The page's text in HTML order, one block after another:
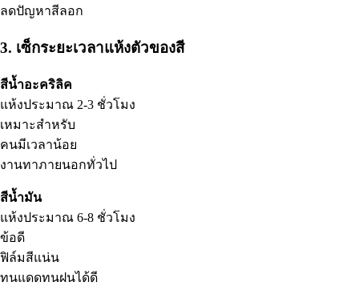
ลดปัญหาสีลอก
3. เซ็กระยะเวลาแห้งตัวของสี
สีน้ำอะคริลิค
แห้งประมาณ 2-3 ชั่วโมง
เหมาะสำหรับ
คนมีเวลาน้อย
งานทาภายนอกทั่วไป
สีน้ำมัน
แห้งประมาณ 6-8 ชั่วโมง
ข้อดี
ฟิล์มสีแน่น
ทนแดดทนฝนได้ดี